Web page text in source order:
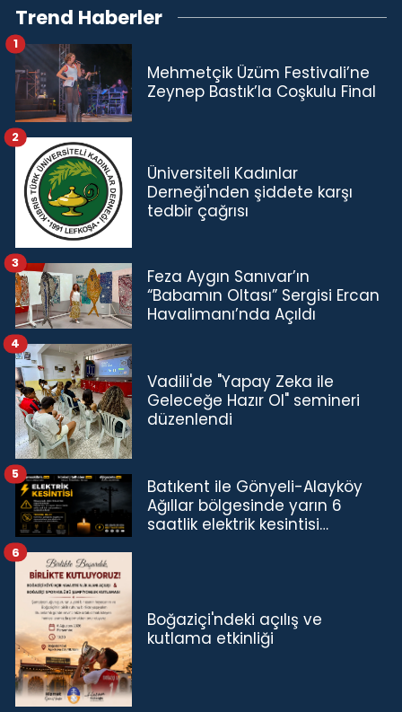
Trend Haberler
Mehmetçik Üzüm Festivali’ne
Zeynep Bastık’la Coşkulu Final
1
Üniversiteli Kadınlar
Derneği'nden şiddete karşı
tedbir çağrısı
2
Feza Aygın Sanıvar’ın
“Babamın Oltası” Sergisi Ercan
Havalimanı’nda Açıldı
3
Vadili'de "Yapay Zeka ile
Geleceğe Hazır Ol" semineri
düzenlendi
4
Batıkent ile Gönyeli-Alayköy
Ağıllar bölgesinde yarın 6
saatlik elektrik kesintisi…
5
Boğaziçi'ndeki açılış ve
kutlama etkinliği
6